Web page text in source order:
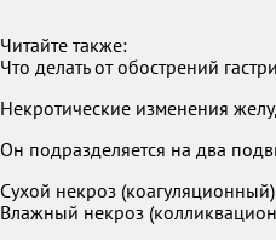
Читайте также:
Что делать от обострений
Некротические изменения
Он подразделяется на два
Сухой некроз
Влажный некроз